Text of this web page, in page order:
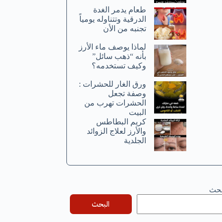
طعام يدمر الغدة
الدرقية وتتناوله يومياً
تجنبه من الأن
لماذا يوصف ماء الأرز
بأنه “ذهب سائل”
وكيف تستخدمه؟
ورق الغار للحشرات :
وصفة تجعل
الحشرات تهرب من
البيت
كريم البطاطس
والأرز لعلاج الزوائد
الجلدية
البحث